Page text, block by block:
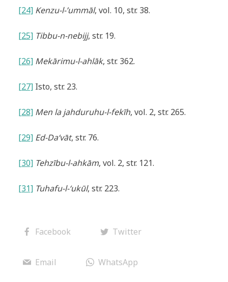
[24] Kenzu-l-’ummāl, vol. 10, str. 38.
[25] Tibbu-n-nebijj, str. 19.
[26] Mekārimu-l-ahlāk, str. 362.
[27]Isto, str. 23.
[28] Men la jahduruhu-l-fekīh, vol. 2, str. 265.
[29] Ed-Da‘vāt, str. 76.
[30] Tehzību-l-ahkām, vol. 2, str. 121.
[31] Tuhafu-l-‘ukūl, str. 223.
Facebook Twitter
Email WhatsApp